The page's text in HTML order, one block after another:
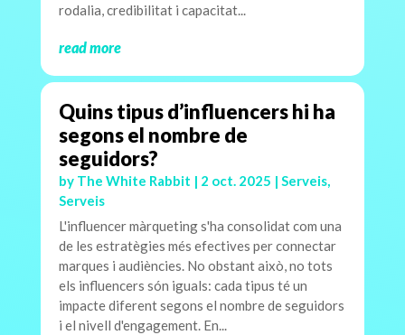
rodalia, credibilitat i capacitat...
read more
Quins tipus d’influencers hi ha
segons el nombre de
seguidors?
by The White Rabbit | 2 oct. 2025 | Serveis,
Serveis
L'influencer màrqueting s'ha consolidat com una
de les estratègies més efectives per connectar
marques i audiències. No obstant això, no tots
els influencers són iguals: cada tipus té un
impacte diferent segons el nombre de seguidors
i el nivell d'engagement. En...